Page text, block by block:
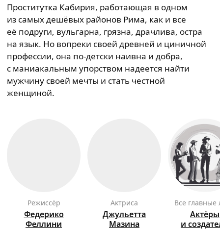
Проститутка Кабирия, работающая в одном
из самых дешёвых районов Рима, как и все
её подруги, вульгарна, грязна, драчлива, остра
на язык. Но вопреки своей древней и циничной
профессии, она по-детски наивна и добра,
с маниакальным упорством надеется найти
мужчину своей мечты и стать честной
женщиной.
режиссёр
Федерико
Феллини
актриса
Джульетта
Мазина
Все
Актёры
и